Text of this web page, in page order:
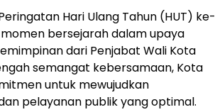
Hari Ulang Tahun (HUT) ke-
bersejarah dalam upaya
dari Penjabat Wali Kota
semangat kebersamaan, Kota
untuk mewujudkan
pelayanan publik yang optimal.